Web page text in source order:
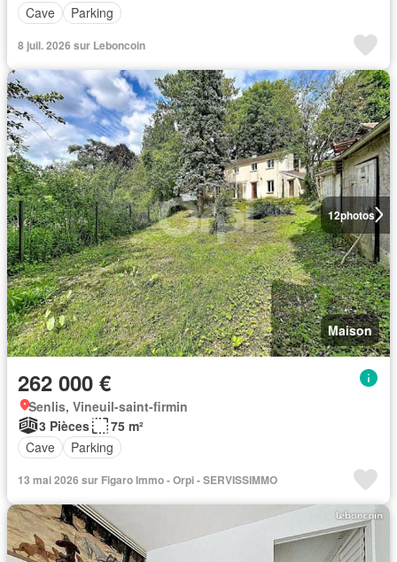
Cave
Parking
8 juil. 2026 sur Leboncoin
12photos
Maison
262 000 €
Senlis, Vineuil-saint-firmin
3 Pièces
75 m²
Cave
Parking
13 mai 2026 sur Figaro Immo - Orpi - SERVISSIMMO